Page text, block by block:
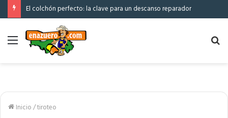
El colchón perfecto: la clave para un descanso reparador
Menú
Inicio/tiroteo